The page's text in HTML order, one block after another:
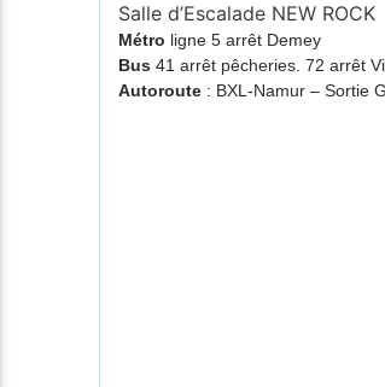
Salle d’Escalade NEW ROCK
Métro ligne 5 arrêt Demey
Bus 41 arrêt pêcheries. 72 arrêt
Autoroute : BXL-Namur – Sortie